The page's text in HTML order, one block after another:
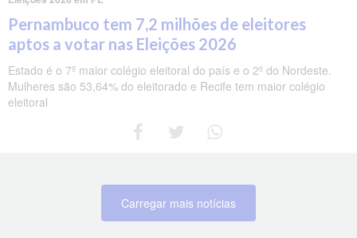
Pernambuco tem 7,2 milhões de eleitores
aptos a votar nas Eleições 2026
Estado é o 7º maior colégio eleitoral do país e o 2º do Nordeste.
Mulheres são 53,64% do eleitorado e Recife tem maior colégio
eleitoral
Carregar mais notícias